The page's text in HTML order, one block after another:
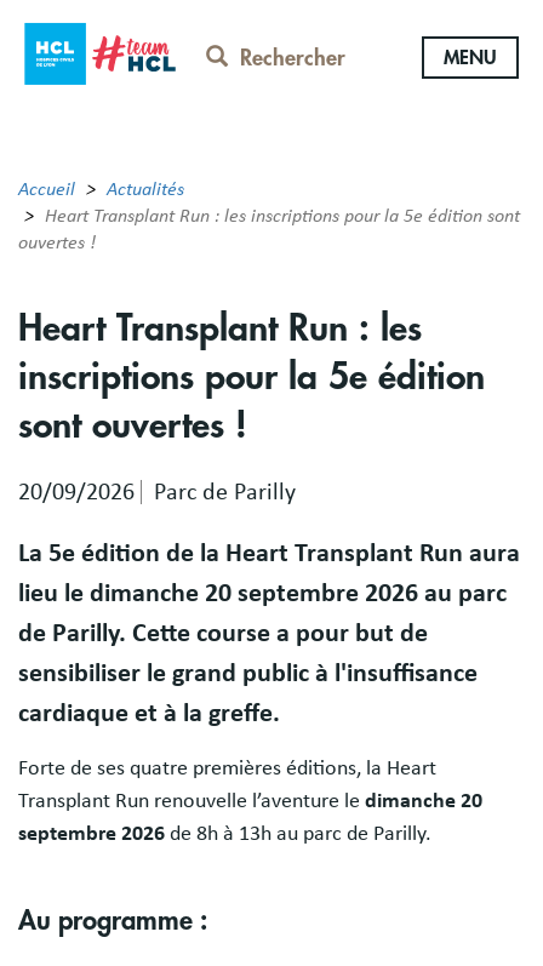
contenu
Rechercher MENU
Accueil
Actualités
Heart Transplant Run : les inscriptions pour la 5e édition sont
ouvertes !
Heart Transplant Run : les
inscriptions pour la 5e édition
sont ouvertes !
20/09/2026 Parc de Parilly
La 5e édition de la Heart Transplant Run aura
lieu le dimanche 20 septembre 2026 au parc
de Parilly. Cette course a pour but de
sensibiliser le grand public à l'insuffisance
cardiaque et à la greffe.
Forte de ses quatre premières éditions, la Heart
Transplant Run renouvelle l’aventure le dimanche 20
septembre 2026 de 8h à 13h au parc de Parilly.
Au programme :